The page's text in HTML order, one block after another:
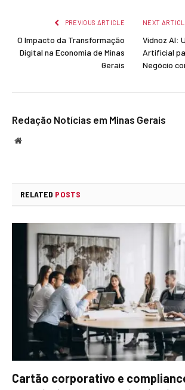
PREVIOUS ARTICLE
O Impacto da Transformação
Digital na Economia de Minas
Gerais
NEXT
Vidnoz AI:
Artificial
Negócio
Redação Notícias em Minas Gerais
Website
RELATED POSTS
Cartão corporativo e